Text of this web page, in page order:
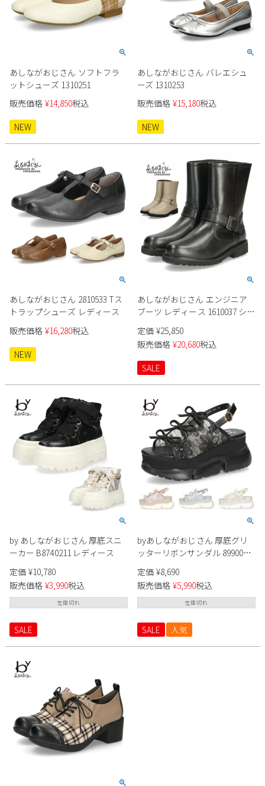
あしながおじさん ソフトフラ
ットシューズ 1310251
販売価格 ¥14,850税込
NEW
あしながおじさん バレエシュ
ーズ 1310253
販売価格 ¥15,180税込
NEW
あしながおじさん 2810533 Tス
トラップシューズ レディース
販売価格 ¥16,280税込
NEW
あしながおじさん エンジニア
ブーツ レディース 1610037 ショ
ートブーツ 撥水 防水 防滑 クッ
ション 軽量ソール 黒
定価 ¥25,850
販売価格 ¥20,680税込
SALE
by あしながおじさん 厚底スニ
ーカー B8740211 レディース
定価 ¥10,780
販売価格 ¥3,990税込
在庫切れ
SALE
byあしながおじさん 厚底グリ
ッターリボンサンダル 8990007
レディース
定価 ¥8,690
販売価格 ¥5,990税込
在庫切れ
SALE 人気